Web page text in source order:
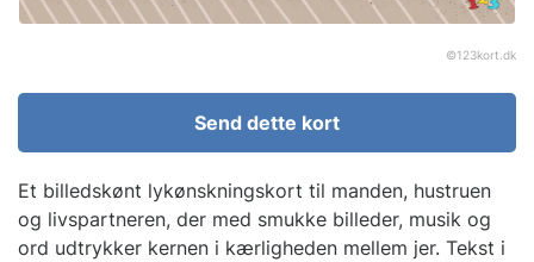
©123kort.dk
Send dette kort
Et billedskønt lykønskningskort til manden, hustruen
og livspartneren, der med smukke billeder, musik og
ord udtrykker kernen i kærligheden mellem jer. Tekst i